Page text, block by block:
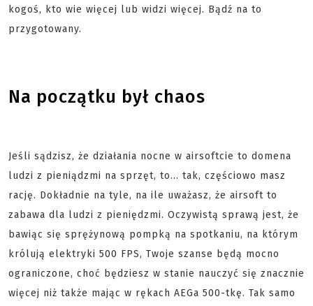
kogoś, kto wie więcej lub widzi więcej. Bądź na to
przygotowany.
Na początku był chaos
Jeśli sądzisz, że działania nocne w airsoftcie to domena
ludzi z pieniądzmi na sprzęt, to... tak, częściowo masz
rację. Dokładnie na tyle, na ile uważasz, że airsoft to
zabawa dla ludzi z pieniędzmi. Oczywistą sprawą jest, że
bawiąc się sprężynową pompką na spotkaniu, na którym
królują elektryki 500 FPS, Twoje szanse będą mocno
ograniczone, choć będziesz w stanie nauczyć się znacznie
więcej niż także mając w rękach AEGa 500-tkę. Tak samo